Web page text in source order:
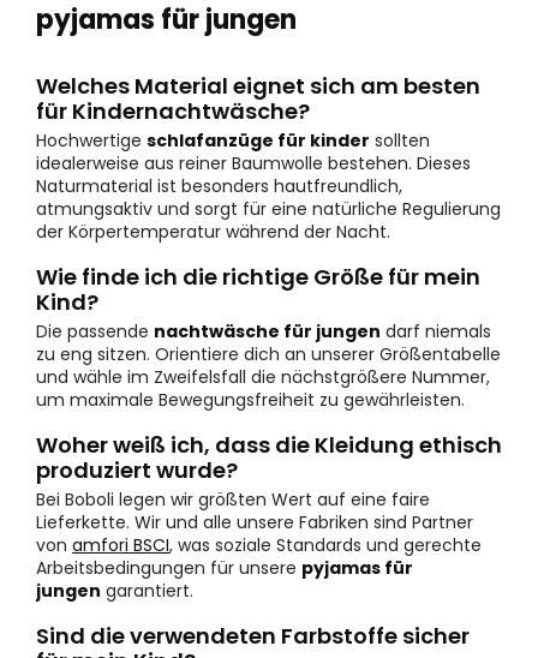
pyjamas für jungen
Welches Material eignet sich am besten
für Kindernachtwäsche?
Hochwertige schlafanzüge für kinder sollten
idealerweise aus reiner Baumwolle bestehen. Dieses
Naturmaterial ist besonders hautfreundlich,
atmungsaktiv und sorgt für eine natürliche Regulierung
der Körpertemperatur während der Nacht.
Wie finde ich die richtige Größe für mein
Kind?
Die passende nachtwäsche für jungen darf niemals
zu eng sitzen. Orientiere dich an unserer Größentabelle
und wähle im Zweifelsfall die nächstgrößere Nummer,
um maximale Bewegungsfreiheit zu gewährleisten.
Woher weiß ich, dass die Kleidung ethisch
produziert wurde?
Bei Boboli legen wir größten Wert auf eine faire
Lieferkette. Wir und alle unsere Fabriken sind Partner
von amfori BSCI, was soziale Standards und gerechte
Arbeitsbedingungen für unsere pyjamas für
jungen garantiert.
Sind die verwendeten Farbstoffe sicher